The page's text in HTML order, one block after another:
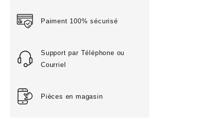
Paiment 100% sécurisé
Support par Téléphone ou
Courriel
Pièces en magasin